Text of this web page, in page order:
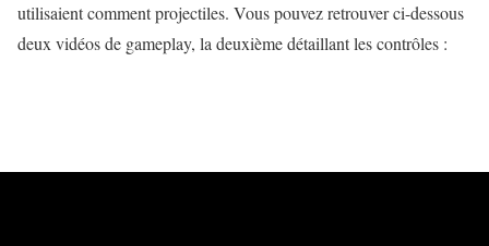
utilisaient comment projectiles. Vous pouvez retrouver ci-dessous
deux vidéos de gameplay, la deuxième détaillant les contrôles :